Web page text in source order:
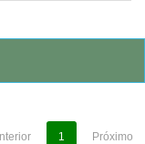
1 Próximo